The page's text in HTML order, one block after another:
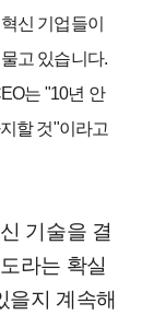
신 기업들이
고 있습니다.
는 "10년 안
할 것"이라고
기술을 결
라는 확실
을지 계속해